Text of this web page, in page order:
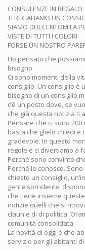
CONSULENZE IN REGALO
TI REGALIAMO UN
SIAMO DUECENTOMILA
VISTE DI TUTTI I COLORI.
FORSE UN NOSTRO
Ho pensato che
bisogno.
Ci sono momenti della
consiglio. Un consiglio è
bisogno di un consiglio
c’è un posto dove, se
che già questa notizia ti
Pensare che ci sono
basta che glielo chiedi e
gradevole. In questo
regole e ci divertiamo a
Perché sono convinto
Perché le conosco.
chiesto un consiglio,
gente sorridente,
che tiene insieme
notizie quelli che si
claun e di di politica.
comunità consolidata.
La novità di oggi è che
servizio per gli abitanti